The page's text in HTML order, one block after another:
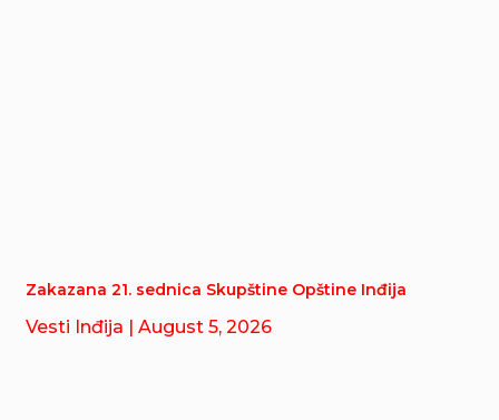
Zakazana 21. sednica Skupštine Opštine Inđija
Vesti Inđija | August 5, 2026